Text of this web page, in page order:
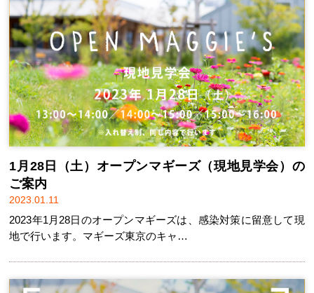
1月28日（土）オープンマギーズ（現地見学会）の
ご案内
2023.01.11
2023年1月28日のオープンマギーズは、感染対策に留意して現
地で行います。マギーズ東京のキャ…